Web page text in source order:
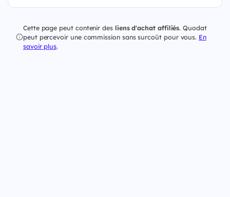
Cette page peut contenir des liens d'achat affiliés. Quodat
peut percevoir une commission sans surcoût pour vous. En
savoir plus.